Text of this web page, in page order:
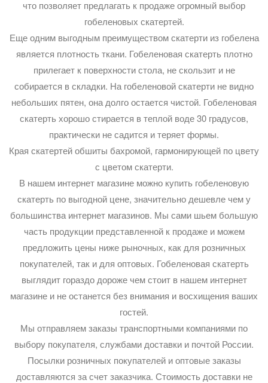
что позволяет предлагать к продаже огромный выбор
гобеленовых скатертей.
Еще одним выгодным преимуществом скатерти из гобелена
является плотность ткани. Гобеленовая скатерть плотно
прилегает к поверхности стола, не скользит и не
собирается в складки. На гобеленовой скатерти не видно
небольших пятен, она долго остается чистой. Гобеленовая
скатерть хорошо стирается в теплой воде 30 градусов,
практически не садится и теряет формы.
Края скатертей обшиты бахромой, гармонирующей по цвету
с цветом скатерти.
В нашем интернет магазине можно купить гобеленовую
скатерть по выгодной цене, значительно дешевле чем у
большинства интернет магазинов. Мы сами шьем большую
часть продукции представленной к продаже и можем
предложить цены ниже рыночных, как для розничных
покупателей, так и для оптовых. Гобеленовая скатерть
выглядит гораздо дороже чем стоит в нашем интернет
магазине и не останется без внимания и восхищения ваших
гостей.
Мы отправляем заказы транспортными компаниями по
выбору покупателя, службами доставки и почтой России.
Посылки розничных покупателей и оптовые заказы
доставляются за счет заказчика. Стоимость доставки не